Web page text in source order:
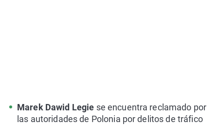
Marek Dawid Legie se encuentra reclamado por
las autoridades de Polonia por delitos de tráfico